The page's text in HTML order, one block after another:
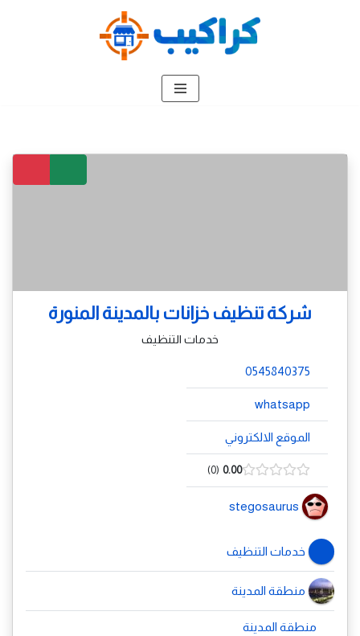
شركة تنظيف خزانات بالمدينة المنورة
خدمات التنظيف
0545840375
whatsapp
الموقع الالكتروني
0.00
0
stegosaurus
خدمات التنظيف
منطقة المدينة
منطقة المدينة